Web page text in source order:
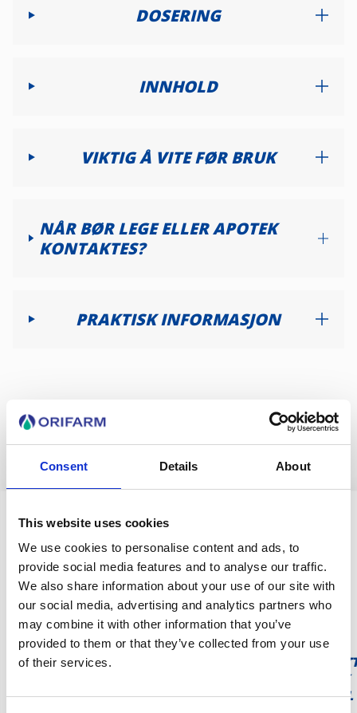
Consent Details About
This website uses cookies
We use cookies to personalise content and ads, to
provide social media features and to analyse our traffic.
We also share information about your use of our site with
our social media, advertising and analytics partners who
may combine it with other information that you’ve
provided to them or that they’ve collected from your use
of their services.
DOSERING
INNHOLD
VIKTIG Å VITE FØR BRUK
NÅR BØR LEGE ELLER APOTEK
KONTAKTES?
PRAKTISK INFORMASJON
Andre produkter
RHINOX
NESEDRÅPER
0,5 MG/ML
GRANON 200
DEKADIN-
DUO
AV MENTOL